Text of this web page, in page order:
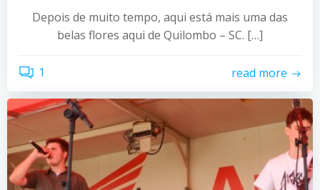
Depois de muito tempo, aqui está mais uma das
belas flores aqui de Quilombo – SC. […]
1 read more